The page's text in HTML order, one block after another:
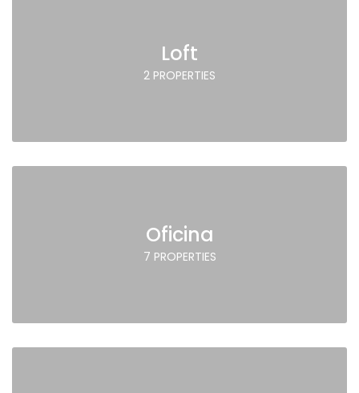
Loft
2 PROPERTIES
Oficina
7 PROPERTIES